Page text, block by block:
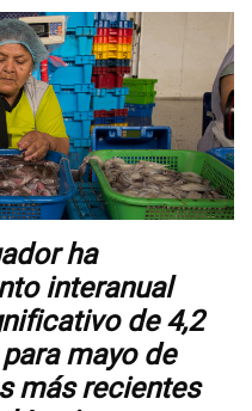
ha
interanual
de 4,2
mayo de
más recientes